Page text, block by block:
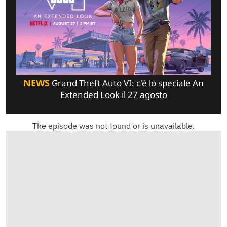
NEWS Grand Theft Auto VI: c'è lo speciale An
Extended Look il 27 agosto